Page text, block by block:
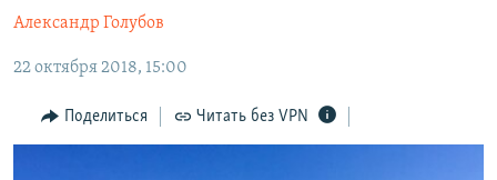
главной
навигации
Вернутся
поиску
11 ЛЕТ ОККУПАЦИИ КРЫМА. 11 ИСТОРИЙ СОПРОТИВЛЕНИЯ
ЕЩЕ
ИНТЕРАКТИВ
ИНФОГРАФИКА
РАДІО СВОБОДА
КАК ОБОЙТИ БЛОКИРОВКУ
Александр Голубов
22 октября 2018, 15:00
Поделиться Читать без VPN